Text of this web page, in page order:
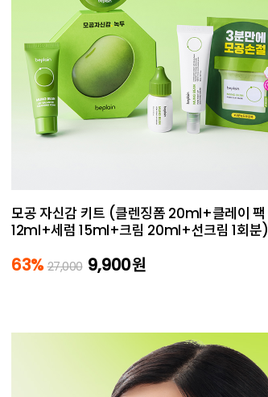
모공 자신감 키트 (클렌징폼 20ml+클레이 팩
12ml+세럼 15ml+크림 20ml+선크림 1회분)
63% 27,000 9,900원